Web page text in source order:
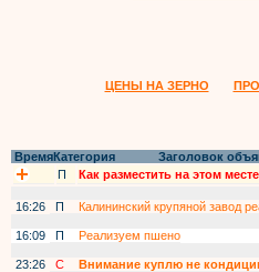
ЦЕНЫ НА ЗЕРНО
ВремяКатегория Заголовок
П
Как разместить на этом
16:26
П
Калининский крупяной завод
16:09
П
Реализуем пшено
23:26
С
Внимание куплю не